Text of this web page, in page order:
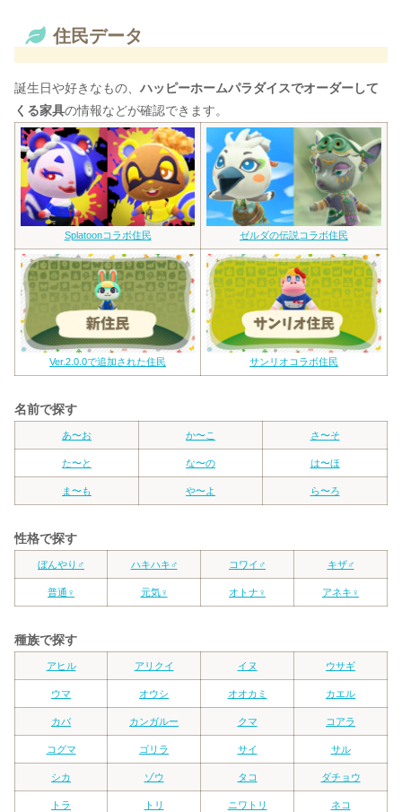
住民データ
誕生日や好きなもの、 ハッピーホームパラダイスでオーダーして
くる家具の情報などが確認できます。
Splatoonコラボ住民 ゼルダの伝説コラボ住民
Ver.2.0.0で追加された住民 サンリオコラボ住民
名前で探す
あ〜お か〜こ さ〜そ
た〜と な〜の は〜ほ
ま〜も や〜よ ら〜ろ
性格で探す
ぼんやり♂ ハキハキ♂ コワイ♂ キザ♂
普通♀ 元気♀ オトナ♀ アネキ♀
種族で探す
アヒル アリクイ イヌ ウサギ
ウマ オウシ オオカミ カエル
カバ カンガルー クマ コアラ
コグマ ゴリラ サイ サル
シカ ゾウ タコ ダチョウ
トラ トリ ニワトリ ネコ